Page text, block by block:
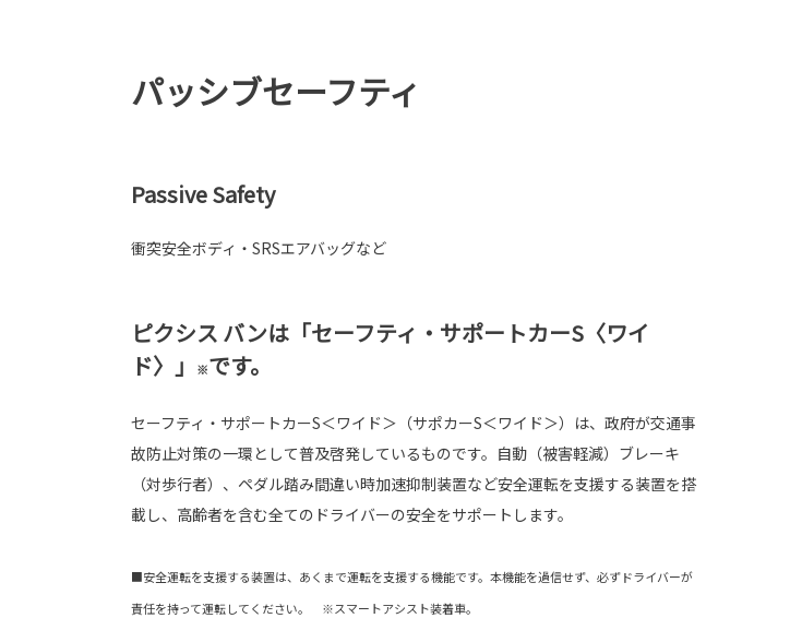
パッシブセーフティ
Passive Safety
衝突安全ボディ・SRSエアバッグなど
ピクシス バンは「セーフティ・サポートカーS〈ワイ
ド〉」
※です。
セーフティ・サポートカーS＜ワイド＞（サポカーS＜ワイド＞）は、政府が交通事
故防止対策の一環として普及啓発しているものです。自動（被害軽減）ブレーキ
（対歩行者）、ペダル踏み間違い時加速抑制装置など安全運転を支援する装置を搭
載し、高齢者を含む全てのドライバーの安全をサポートします。
■安全運転を支援する装置は、あくまで運転を支援する機能です。本機能を過信せず、必ずドライバーが
責任を持って運転してください。 ※スマートアシスト装着車。